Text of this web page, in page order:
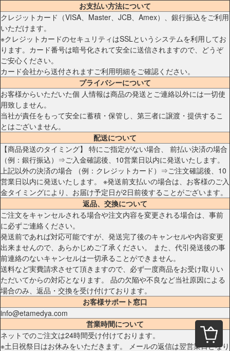
お支払い方法について
クレジットカード（VISA、Master、JCB、Amex）、銀行振込をご利用
いただけます。
※クレジットカードのセキュリティはSSLというシステムを利用してお
ります。カード番号は暗号化されて安全に送信されますので、どうぞ
ご安心ください。
カード会社から送付されますご利用明細をご確認ください。
プライバシーについて
お客様からいただいた個 人情報は商品の発送とご連絡以外には一切使
用致しません。
当社が責任をもって安全に蓄積・保管し、第三者に譲渡・提供するこ
とはございません。
配送について
【商品発送のタイミング】 特にご指定がない場合、 前払い決済の場合
（例：銀行振込）⇒ご入金確認後、10営業日以内に発送いたします。
上記以外の決済の場合 （例：クレジットカード）⇒ご注文確認後、10
営業日以内に発送いたします。 ※発送前支払いの場合は、お客様のご入
金タイミングにより、お届け予定日が2日前後することがございます。
返品、交換について
ご注文をキャンセルされる場合や注文内容を変更される場合は、事前
に必ずご連絡ください。
発送前であれば対応可能ですが、発送完了後のキャンセルや内容変更
出来ませんので、あらかじめご了承ください。 また、代引発送後の事
前連絡のないキャンセルは一切承ることができません。
送料など実費請求させて頂きますので、必ず一度商品をお受け取りい
ただいてからの対応となります。 品の欠陥や不良など当社原因による
場合のみ、返品・交換を受け付けております。
お客様サポート窓口
info@etamedya.com
営業時間について
ネットでのご注文は24時間受け付けております。
※土日祝祭日はお休みをいただきます。 メールの返信は翌営業日となり